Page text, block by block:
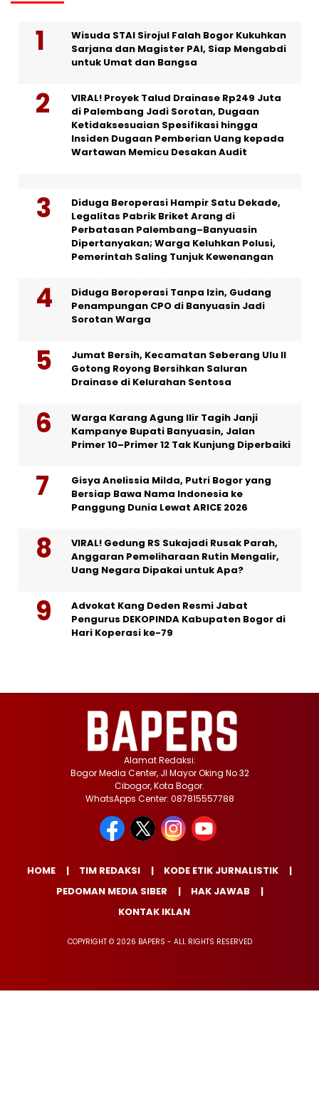
Wisuda STAI Sirojul Falah Bogor Kukuhkan
Sarjana dan Magister PAI, Siap Mengabdi
untuk Umat dan Bangsa
VIRAL! Proyek Talud Drainase Rp249 Juta
di Palembang Jadi Sorotan, Dugaan
Ketidaksesuaian Spesifikasi hingga
Insiden Dugaan Pemberian Uang kepada
Wartawan Memicu Desakan Audit
Diduga Beroperasi Hampir Satu Dekade,
Legalitas Pabrik Briket Arang di
Perbatasan Palembang–Banyuasin
Dipertanyakan; Warga Keluhkan Polusi,
Pemerintah Saling Tunjuk Kewenangan
Diduga Beroperasi Tanpa Izin, Gudang
Penampungan CPO di Banyuasin Jadi
Sorotan Warga
Jumat Bersih, Kecamatan Seberang Ulu II
Gotong Royong Bersihkan Saluran
Drainase di Kelurahan Sentosa
Warga Karang Agung Ilir Tagih Janji
Kampanye Bupati Banyuasin, Jalan
Primer 10–Primer 12 Tak Kunjung Diperbaiki
Gisya Anelissia Milda, Putri Bogor yang
Bersiap Bawa Nama Indonesia ke
Panggung Dunia Lewat ARICE 2026
VIRAL! Gedung RS Sukajadi Rusak Parah,
Anggaran Pemeliharaan Rutin Mengalir,
Uang Negara Dipakai untuk Apa?
Advokat Kang Deden Resmi Jabat
Pengurus DEKOPINDA Kabupaten Bogor di
Hari Koperasi ke-79
Alamat Redaksi:
Bogor Media Center, Jl Mayor Oking No 32
Cibogor, Kota Bogor.
WhatsApps Center: 087815557788
HOME TIM REDAKSI
KODE ETIK JURNALISTIK
PEDOMAN MEDIA SIBER
HAK JAWAB
KONTAK IKLAN
COPYRIGHT © 2026 BAPERS - ALL RIGHTS RESERVED